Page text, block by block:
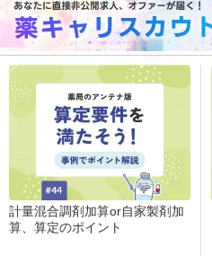
計量混合調剤加算or自家製剤加
算、算定のポイント